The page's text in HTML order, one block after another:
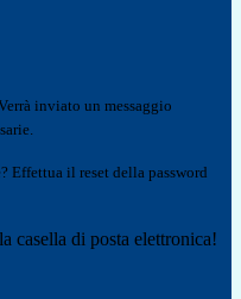
inviato un messaggio
Effettua il reset della password
casella di posta elettronica!